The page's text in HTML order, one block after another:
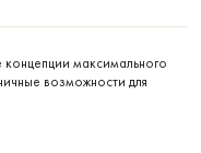
максимального
возможности для